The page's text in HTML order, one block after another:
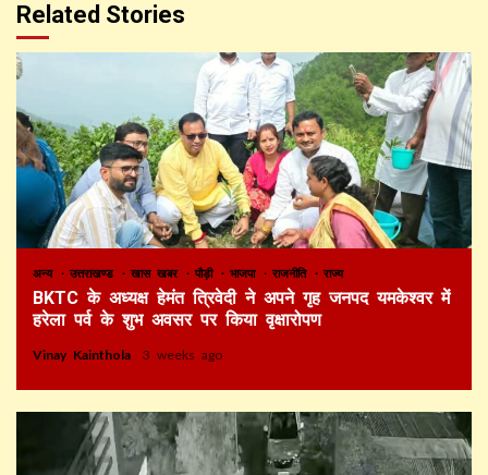
Related Stories
अन्य उत्तराखण्ड खास खबर पौड़ी भाजपा राजनीति राज्य
BKTC के अध्यक्ष हेमंत त्रिवेदी ने अपने गृह जनपद यमकेश्वर में
हरेला पर्व के शुभ अवसर पर किया वृक्षारोपण
Vinay Kainthola 3 weeks ago